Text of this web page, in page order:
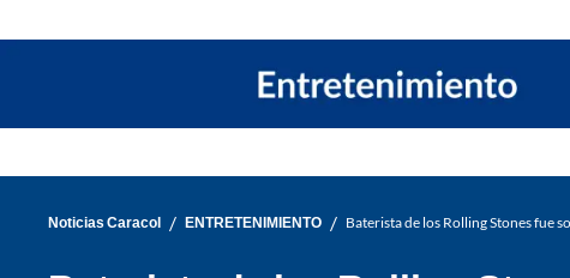
Noticias Caracol / ENTRETENIMIENTO / Baterista de los Rolling Stones fue